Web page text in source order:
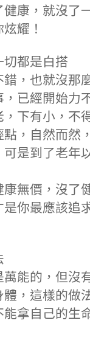
康，就沒了
耀！
切都是白搭
，也就沒那
已經開始力
下有小，不
，自然而然
是到了老年
無價，沒了
你最應該追
能的，但沒
，這樣的做
拿自己的生